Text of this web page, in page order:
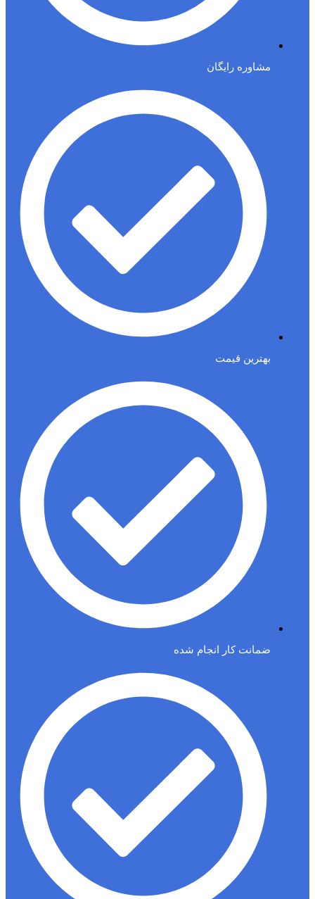
مشاوره رایگان
بهترین قیمت
ضمانت کار انجام شده